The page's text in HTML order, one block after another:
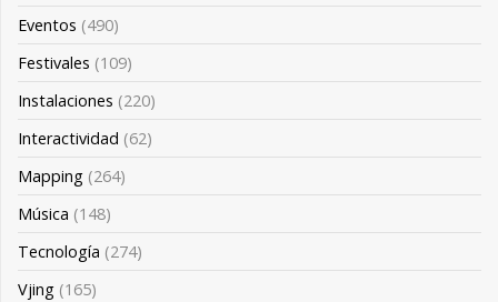
Eventos (490)
Festivales (109)
Instalaciones (220)
Interactividad (62)
Mapping (264)
Música (148)
Tecnología (274)
Vjing (165)